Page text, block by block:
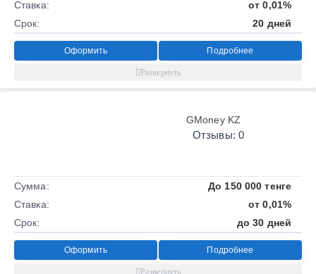
Ставка:
от 0,01%
Срок:
20 дней
Оформить Подробнее
GMoney KZ
Отзывы: 0
Сумма:
До 150 000 тенге
Ставка:
от 0,01%
Срок:
до 30 дней
Оформить Подробнее